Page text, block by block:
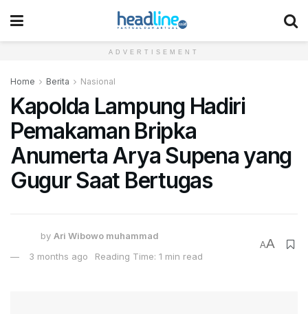
ADVERTISEMENT
Home Berita Nasional
Kapolda Lampung Hadiri
Pemakaman Bripka
Anumerta Arya Supena yang
Gugur Saat Bertugas
by Ari Wibowo muhammad
3 months ago
Reading Time: 1 min read
AA